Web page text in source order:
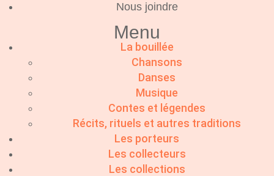
Nous joindre
Menu
La bouillée
Chansons
Danses
Musique
Contes et légendes
Récits, rituels et autres traditions
Les porteurs
Les collecteurs
Les collections